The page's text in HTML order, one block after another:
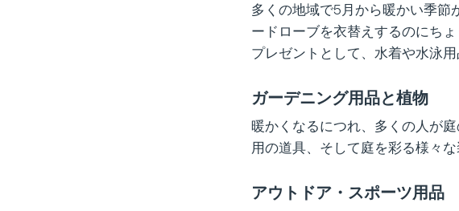
多くの地域で5月から暖かい季節
ードローブを衣替えするのにち
プレゼントとして、水着や水泳
ガーデニング用品と植物
暖かくなるにつれ、多くの人が
用の道具、そして庭を彩る様々
アウトドア・スポーツ用品